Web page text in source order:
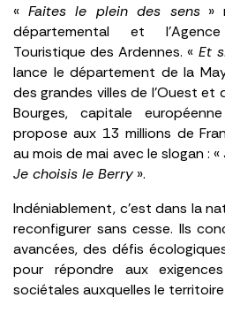
« Faites le plein des sens»
départemental et
Touristique des Ardennes. «Et
lance le département de la
des grandes villes de l’Ouest et
Bourges, capitale
propose aux 13 millions de
au mois de mai avec le slogan : «
Je choisis le Berry ».
Indéniablement, c’est dans la
reconfigurer sans cesse. Ils
avancées, des défis
pour répondre aux
sociétales auxquelles le